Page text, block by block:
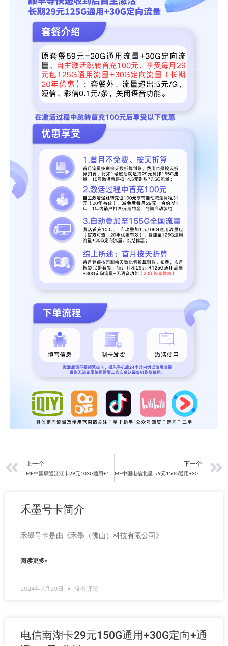
上一页
上一个 下一个
MF中国电信北星卡9元150G通用+30G定向（首月免费，无语音，月租半年9半年29长期39）
禾墨号卡简介
禾墨号卡是由《禾墨（佛山）科技有限公司》
阅读更多»
2024年7月20日 没有评论
电信南湖卡29元150G通用+30G定向+通